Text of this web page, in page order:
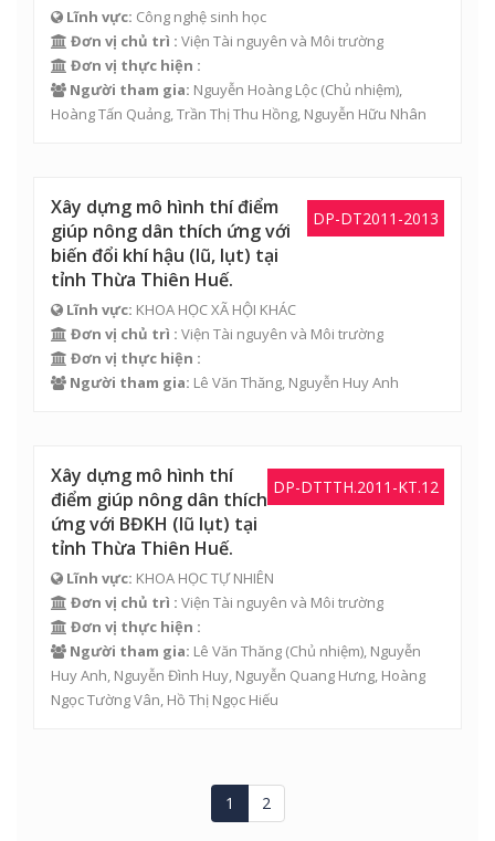
Lĩnh vực: Công nghệ sinh học
Đơn vị chủ trì : Viện Tài nguyên và Môi trường
Đơn vị thực hiện :
Người tham gia: Nguyễn Hoàng Lộc (Chủ nhiệm),
Hoàng Tấn Quảng,Trần Thị Thu Hồng, Nguyễn Hữu Nhân
DP-DT2011-2013
Xây dựng mô hình thí điểm
giúp nông dân thích ứng với
biến đổi khí hậu (lũ, lụt) tại
tỉnh Thừa Thiên Huế.
Lĩnh vực: KHOA HỌC XÃ HỘI KHÁC
Đơn vị chủ trì : Viện Tài nguyên và Môi trường
Đơn vị thực hiện :
Người tham gia: Lê Văn Thăng, Nguyễn Huy Anh
DP-DTTTH.2011-KT.12
Xây dựng mô hình thí
điểm giúp nông dân thích
ứng với BĐKH (lũ lụt) tại
tỉnh Thừa Thiên Huế.
Lĩnh vực: KHOA HỌC TỰ NHIÊN
Đơn vị chủ trì : Viện Tài nguyên và Môi trường
Đơn vị thực hiện :
Người tham gia: Lê Văn Thăng (Chủ nhiệm), Nguyễn
Huy Anh, Nguyễn Đình Huy, Nguyễn Quang Hưng, Hoàng
Ngọc Tường Vân, Hồ Thị Ngọc Hiếu
1 2